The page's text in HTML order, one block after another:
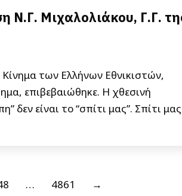
Ν.Γ. Μιχαλολιάκου, Γ.Γ.
των Ελλήνων Εθνικιστών,
επιβεβαιώθηκε. Η χθεσινή
δεν είναι το “σπίτι μας”. Σπίτι μας
… 4861 →